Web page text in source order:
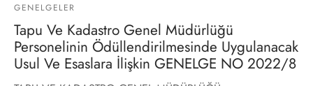
GENELGELER
Tapu Ve Kadastro Genel Müdürlüğü
Personelinin Ödüllendirilmesinde Uygulanacak
Usul Ve Esaslara İlişkin GENELGE NO 2022/8